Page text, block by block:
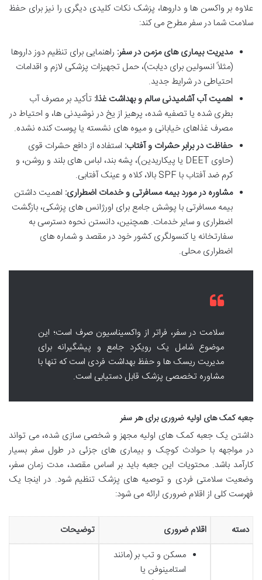
علاوه بر واکسن ها و داروها، پزشک نکات کلیدی دیگری را نیز برای حفظ
سلامت شما در سفر مطرح می کند:
مدیریت بیماری های مزمن در سفر: راهنمایی برای تنظیم دوز داروها
(مثلاً انسولین برای دیابت)، حمل تجهیزات پزشکی لازم و اقدامات
احتیاطی در شرایط جدید.
اهمیت آب آشامیدنی سالم و بهداشت غذا: تأکید بر مصرف آب
بطری شده یا تصفیه شده، پرهیز از یخ در نوشیدنی ها، و احتیاط در
مصرف غذاهای خیابانی و میوه های نشسته یا پوست کنده نشده.
حفاظت در برابر حشرات و آفتاب: استفاده از دافع حشرات قوی
(حاوی DEET یا پیکاریدین)، پشه بند، لباس های بلند و روشن، و
کرم ضد آفتاب با SPF بالا، کلاه و عینک آفتابی.
مشاوره در مورد بیمه مسافرتی و خدمات اضطراری: اهمیت داشتن
بیمه مسافرتی با پوشش جامع برای اورژانس های پزشکی، بازگشت
اضطراری و سایر خدمات. همچنین، دانستن نحوه دسترسی به
سفارتخانه یا کنسولگری کشور خود در مقصد و شماره های
اضطراری محلی.
سلامت در سفر، فراتر از واکسیناسیون صرف است؛ این
موضوع شامل یک رویکرد جامع و پیشگیرانه برای
مدیریت ریسک ها و حفظ بهداشت فردی است که تنها با
مشاوره تخصصی پزشک قابل دستیابی است.
جعبه کمک های اولیه ضروری برای هر سفر
داشتن یک جعبه کمک های اولیه مجهز و شخصی سازی شده، می تواند
در مواجهه با حوادث کوچک و بیماری های جزئی در طول سفر بسیار
کارآمد باشد. محتویات این جعبه باید بر اساس مقصد، مدت زمان سفر،
وضعیت سلامتی فردی و توصیه های پزشک تنظیم شود. در اینجا یک
فهرست کلی از اقلام ضروری ارائه می شود:
دسته اقلام ضروری
توضیحات
مسکن و تب بر (مانند
استامینوفن یا